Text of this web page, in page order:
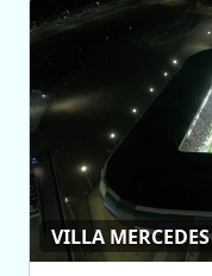
VILLA MERCEDES